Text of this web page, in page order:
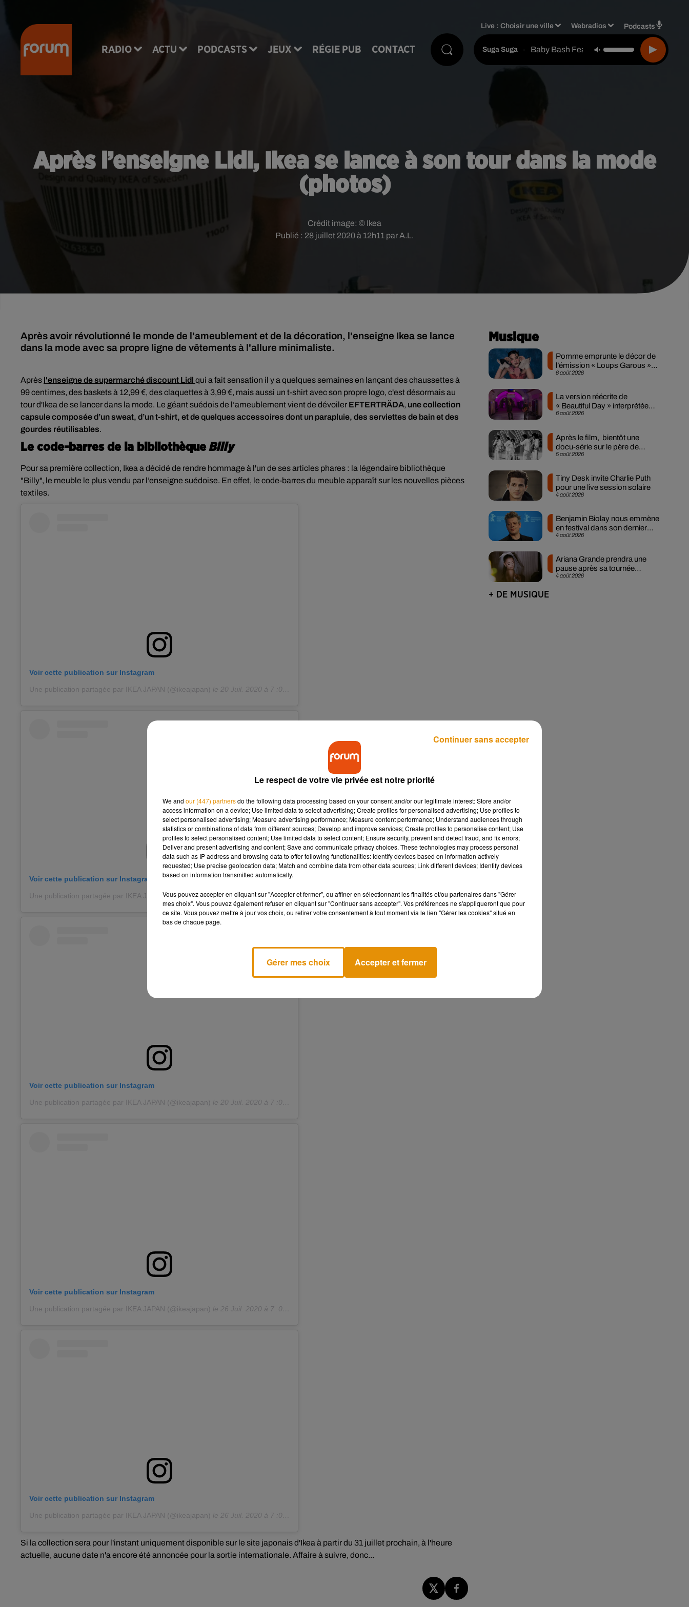
RADIO ACTU PODCASTS JEUX RÉGIE PUB CONTACT
Live :Choisir une ville Webradios Podcasts
Suga Suga - Baby Bash Feat. Frankie J.
Après l’enseigne Lidl, Ikea se lance à son tour dans la mode
(photos)
Publié : 28 juillet 2020 à 12h11 par A.L.
Crédit image: © Ikea
Après avoir révolutionné le monde de l'ameublement et de la décoration, l'enseigne Ikea se lance
dans la mode avec sa propre ligne de vêtements à l'allure minimaliste.
Après l'enseigne de supermarché discount Lidl qui a fait sensation il y a quelques semaines en lançant des chaussettes à
99 centimes, des baskets à 12,99 €, des claquettes à 3,99 €, mais aussi un t-shirt avec son propre logo, c'est désormais au
tour d'Ikea de se lancer dans la mode. Le géant suédois de l’ameublement vient de dévoiler EFTERTRÄDA, une collection
capsule composée d’un sweat, d’un t-shirt, et de quelques accessoires dont un parapluie, des serviettes de bain et des
gourdes réutilisables.
Le code-barres de la bibliothèqueBilly
Pour sa première collection, Ikea a décidé de rendre hommage à l'un de ses articles phares : la légendaire bibliothèque
"Billy", le meuble le plus vendu par l’enseigne suédoise. En effet, le code-barres du meuble apparaît sur les nouvelles pièces
textiles.
Voir cette publication sur Instagram
Une publication partagée par IKEA JAPAN (@ikeajapan) le 20 Juil. 2020 à 7 :00 PDT
Voir cette publication sur Instagram
Une publication partagée par IKEA JAPAN (@ikeajapan)le20 Juil. 2020 à 7 :00 PDT
Voir cette publication sur Instagram
Une publication partagée par IKEA JAPAN (@ikeajapan) le 20 Juil. 2020 à 7 :01 PDT
Voir cette publication sur Instagram
Une publication partagée par IKEA JAPAN (@ikeajapan) le 26 Juil. 2020 à 7 :00 PDT
Voir cette publication sur Instagram
Une publication partagée par IKEA JAPAN (@ikeajapan) le 26 Juil. 2020 à 7 :01 PDT
Si la collection sera pour l'instant uniquement disponible sur le site japonais d'Ikea à partir du 31 juillet prochain, à l'heure
actuelle, aucune date n'a encore été annoncée pour la sortie internationale. Affaire à suivre, donc...
Musique
6 août 2026
Pomme emprunte le décor de
l’émission « Loups Garous »
pour son...
6 août 2026
La version réécrite de
« Beautiful Day » interprétée
lors des...
5 août 2026
Après le film, bientôt une
docu-série sur le père de
Michael Jackson
4 août 2026
Tiny Desk invite Charlie Puth
pour une live session solaire
4 août 2026
Benjamin Biolay nous emmène
en festival dans son dernier
clip
4 août 2026
Ariana Grande prendra une
pause après sa tournée
mondiale
+ DE MUSIQUE
Le respect de votre vie privée est notre priorité
We and our (447) partnersdo the following data processing based on your consent and/or our legitimate interest: Store and/or
access information on a device; Use limited data to select advertising; Create profiles for personalised advertising; Use profiles to
select personalised advertising; Measure advertising performance; Measure content performance; Understand audiences through
statistics or combinations of data from different sources; Develop and improve services; Create profiles to personalise content; Use
profiles to select personalised content; Use limited data to select content; Ensure security, prevent and detect fraud, and fix errors;
Deliver and present advertising and content; Save and communicate privacy choices. These technologies may process personal
data such as IP address and browsing data to offer following functionalities: Identify devices based on information actively
requested; Use precise geolocation data; Match and combine data from other data sources; Link different devices; Identify devices
based on information transmitted automatically.
Vous pouvez accepter en cliquant sur "Accepter et fermer", ou affiner en sélectionnant les finalités et/ou partenaires dans "Gérer
mes choix". Vous pouvez également refuser en cliquant sur "Continuer sans accepter". Vos préférences ne s'appliqueront que pour
ce site. Vous pouvez mettre à jour vos choix, ou retirer votre consentement à tout moment via le lien "Gérer les cookies" situé en
bas de chaque page.
Gérer mes choix Accepter et fermer
Continuer sans accepter